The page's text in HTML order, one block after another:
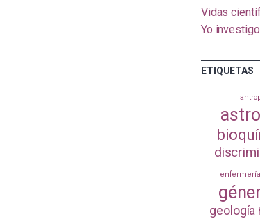
Vidas
Yo investigo
ETIQUETAS
enfermería
geología